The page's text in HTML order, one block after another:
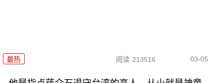
最热 阅读 213516 03-05